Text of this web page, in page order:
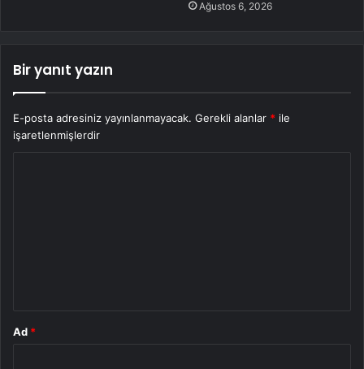
Ağustos 6, 2026
Bir yanıt yazın
E-posta adresiniz yayınlanmayacak. Gerekli alanlar * ile
işaretlenmişlerdir
Ad *